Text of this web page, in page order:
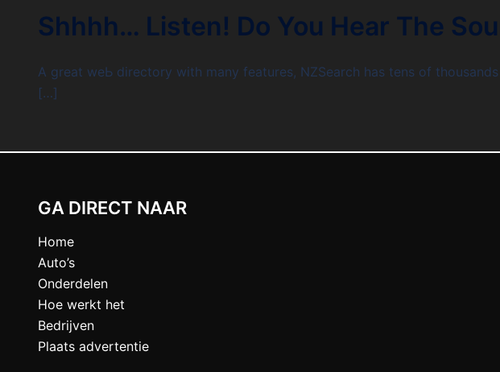
Shhhh… Listen! Do You Hear The
A great weЬ directory with many features, NZSearch has tens of
[…]
GA DIRECT NAAR
Home
Auto’s
Onderdelen
Hoe werkt het
Bedrijven
Plaats advertentie